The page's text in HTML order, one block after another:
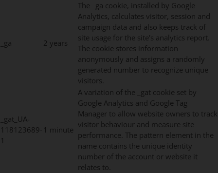
_ga 2 years
The _ga cookie, installed by Google
Analytics, calculates visitor, session and
campaign data and also keeps track of
site usage for the site's analytics report.
The cookie stores information
anonymously and assigns a randomly
generated number to recognize unique
visitors.
_gat_UA-
118123689-
1
1 minute
A variation of the _gat cookie set by
Google Analytics and Google Tag
Manager to allow website owners to track
visitor behaviour and measure site
performance. The pattern element in the
name contains the unique identity
number of the account or website it
relates to.